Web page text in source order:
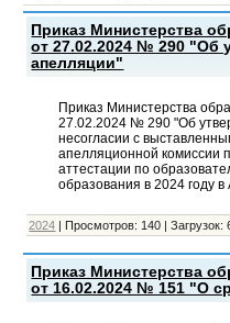
Приказ Министерства
от 27.02.2024 № 290 "Об
апелляции"
Приказ Министерства
27.02.2024 № 290 "Об
несогласии с
апелляционной комиссии
аттестации по
образования в 2024 году
2024 Просмотров: 140 |Загрузок:
Приказ Министерства
от 16.02.2024 № 151 "О